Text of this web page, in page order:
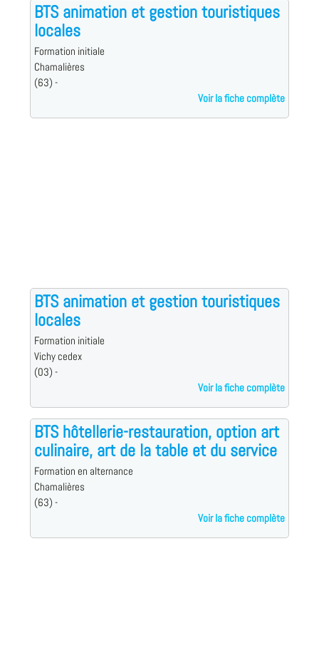
BTS animation et gestion touristiques
locales
Formation initiale
Chamalières
(63) -
Voir la fiche complète
BTS animation et gestion touristiques
locales
Formation initiale
Vichy cedex
(03) -
Voir la fiche complète
BTS hôtellerie-restauration, option art
culinaire, art de la table et du service
Formation en alternance
Chamalières
(63) -
Voir la fiche complète